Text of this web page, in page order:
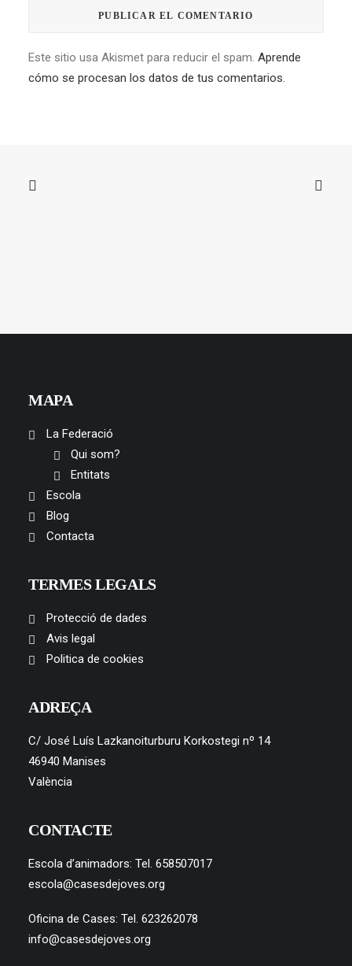
Este sitio usa Akismet para reducir el spam. Aprende
cómo se procesan los datos de tus comentarios.
MAPA
La Federació
Qui som?
Entitats
Escola
Blog
Contacta
TERMES LEGALS
Protecció de dades
Avis legal
Politica de cookies
ADREÇA
C/ José Luís Lazkanoiturburu Korkostegi nº 14
46940 Manises
València
CONTACTE
Escola d’animadors: Tel. 658507017
escola@casesdejoves.org
Oficina de Cases: Tel. 623262078
info@casesdejoves.org